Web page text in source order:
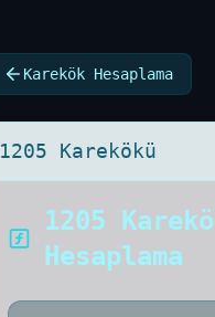
Karekök Hesaplama
1205 Karekökü
1205
Hesaplama